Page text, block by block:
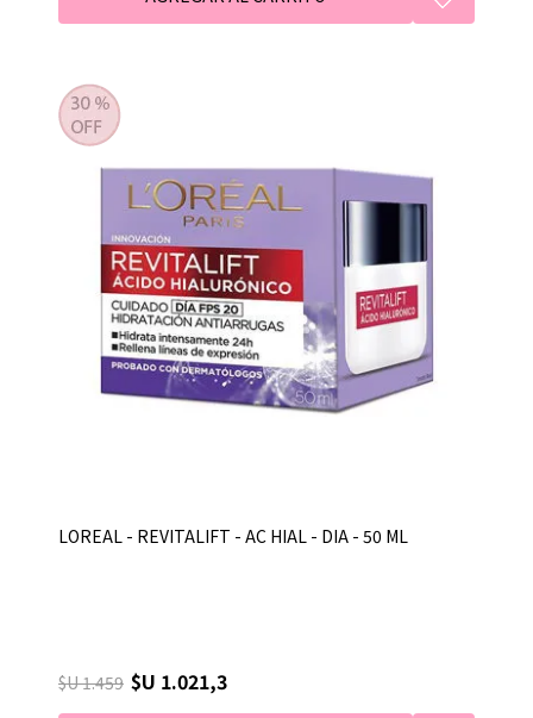
LOREAL - REVITALIFT - AC HIAL - DIA - 50 ML
$U 1.459 $U 1.021,3